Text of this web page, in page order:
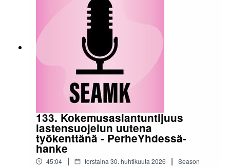
kokemusasiantuntijuus muuttaa työyhteisöjä.
Suuntaamme ajatusta myös tulevaan, kuinka
tehtävänkuva kehittyy ja onko kyseessä sittenkin
vain tarpeellinen vaihe?Podcastin tekstivastine
»Podcast on toteutettu Perheiden
jälleenyhdistäminen ja kokemustoimijuus
monitoimijaisessa lastensuojelussa -hankkeen
toimesta. Hanke on Euroopan Unionin
osarahoittama.Podcastin tekijät:Fanny
NortamoTino Virtaniemi
133. Kokemusasiantuntijuus
lastensuojelun uutena
työkenttänä - PerheYhdessä-
hanke
45:04 | torstaina 30. huhtikuuta 2026 |
Season